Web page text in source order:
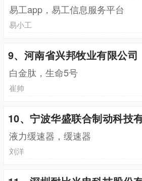
易工app，易工信息服务平台
易小工
9、河南省兴邦牧业有限公司
白金肽，生命5号
崔帅
10、宁波华盛联合制动科技
液力缓速器，缓速器
刘洋